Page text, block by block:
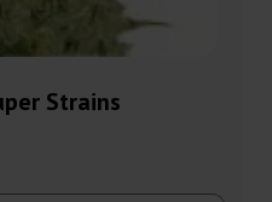
Strains